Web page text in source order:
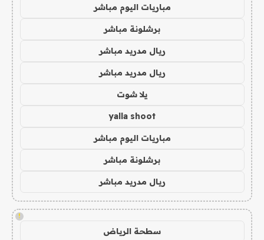
مباريات اليوم مباشر
برشلونة مباشر
ريال مدريد مباشر
ريال مدريد مباشر
يلا شوت
yalla shoot
مباريات اليوم مباشر
برشلونة مباشر
ريال مدريد مباشر
!
سطحة الرياض